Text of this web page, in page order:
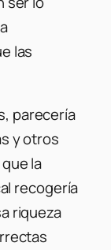
las
parecería
y otros
la
recogería
riqueza